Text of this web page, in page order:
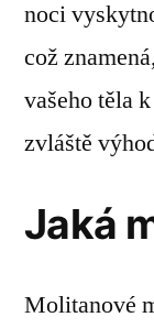
noci
což
vašeho těla
zvláště
Jaká
Molitanové